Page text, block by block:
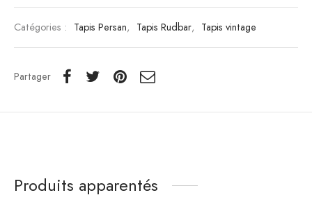
Catégories : Tapis Persan, Tapis Rudbar, Tapis vintage
Partager
Produits apparentés